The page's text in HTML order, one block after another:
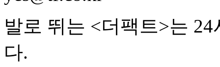
발로 뛰는 <더팩트>는
다.